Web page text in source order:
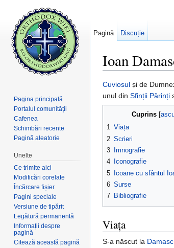
Ioan
Cuviosul și de
unul din Sfinții Părinți
Cuprins
1 Viața
2 Scrieri
3
Imnografie
4
Iconografie
5
Icoane cu sfântul
6 Surse
7 Bibliografie
Viața
S-a născut la Damasc
Pagină Discuție
Pagina principală
Portalul comunității
Cafenea
Schimbări recente
Pagină aleatorie
Unelte
Ce trimite aici
Modificări corelate
Încărcare fișier
Pagini speciale
Versiune de tipărit
Legătură permanentă
Informații despre
pagină
Citează această pagină